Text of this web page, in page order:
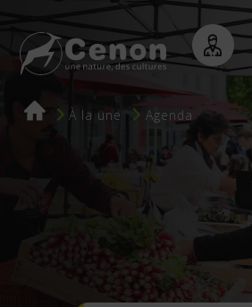
Fil
À la une Agenda